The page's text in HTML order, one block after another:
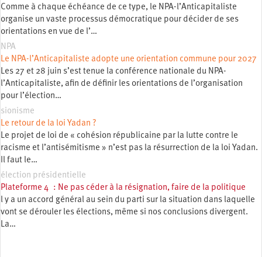
Comme à chaque échéance de ce type, le NPA-l’Anticapitaliste
organise un vaste processus démocratique pour décider de ses
orientations en vue de l’…
NPA
Le NPA-l’Anticapitaliste adopte une orientation commune pour 2027
Les 27 et 28 juin s’est tenue la conférence nationale du NPA-
l’Anticapitaliste, afin de définir les orientations de l’organisation
pour l’élection…
sionisme
Le retour de la loi Yadan ?
Le projet de loi de « cohésion républicaine par la lutte contre le
racisme et l’antisémitisme » n’est pas la résurrection de la loi Yadan.
Il faut le…
élection présidentielle
Plateforme 4 : Ne pas céder à la résignation, faire de la politique
l y a un accord général au sein du parti sur la situation dans laquelle
vont se dérouler les élections, même si nos conclusions divergent.
La…